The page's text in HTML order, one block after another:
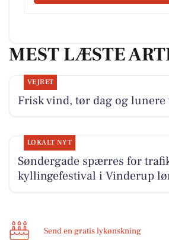
MEST LÆSTE
VEJRET
Frisk vind, tør dag og
LOKALT NYT
Søndergade spærres for
kyllingefestival i Vinderup
Send en gratis lykønskning